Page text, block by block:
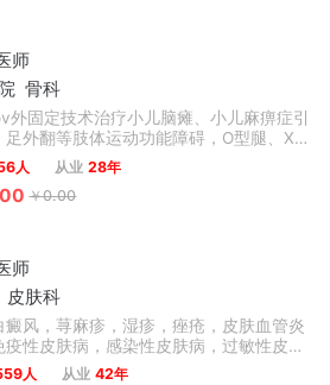
师
骨科
外固定技术治疗小儿脑瘫、小儿麻痹症引
外翻等肢体运动功能障碍，O型腿、X型
不连接、髋关节脱位以及各类脑血管疾
体矫形手术。
人 从业 28年
￥0.00
师
皮肤科
风，荨麻疹，湿疹，痤疮，皮肤血管炎
性皮肤病，感染性皮肤病，过敏性皮肤
病的诊疗。
人 从业 42年